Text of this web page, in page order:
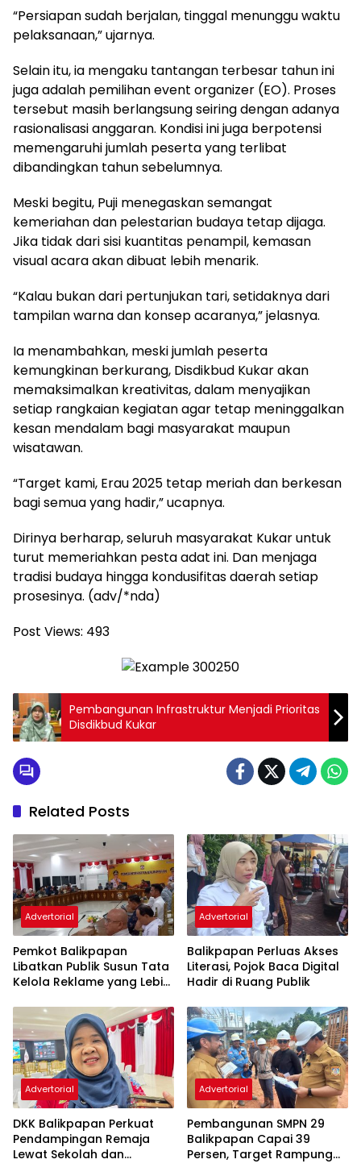
“Persiapan sudah berjalan, tinggal menunggu waktu
pelaksanaan,” ujarnya.
Selain itu, ia mengaku tantangan terbesar tahun ini
juga adalah pemilihan event organizer (EO). Proses
tersebut masih berlangsung seiring dengan adanya
rasionalisasi anggaran. Kondisi ini juga berpotensi
memengaruhi jumlah peserta yang terlibat
dibandingkan tahun sebelumnya.
Meski begitu, Puji menegaskan semangat
kemeriahan dan pelestarian budaya tetap dijaga.
Jika tidak dari sisi kuantitas penampil, kemasan
visual acara akan dibuat lebih menarik.
“Kalau bukan dari pertunjukan tari, setidaknya dari
tampilan warna dan konsep acaranya,” jelasnya.
Ia menambahkan, meski jumlah peserta
kemungkinan berkurang, Disdikbud Kukar akan
memaksimalkan kreativitas, dalam menyajikan
setiap rangkaian kegiatan agar tetap meninggalkan
kesan mendalam bagi masyarakat maupun
wisatawan.
“Target kami, Erau 2025 tetap meriah dan berkesan
bagi semua yang hadir,” ucapnya.
Dirinya berharap, seluruh masyarakat Kukar untuk
turut memeriahkan pesta adat ini. Dan menjaga
tradisi budaya hingga kondusifitas daerah setiap
prosesinya. (adv/*nda)
Post Views: 493
Pembangunan Infrastruktur Menjadi Prioritas
Disdikbud Kukar
Related Posts
Advertorial
Pemkot Balikpapan
Libatkan Publik Susun Tata
Kelola Reklame yang Lebih
Advertorial
Balikpapan Perluas Akses
Literasi, Pojok Baca Digital
Hadir di Ruang Publik
Advertorial
DKK Balikpapan Perkuat
Pendampingan Remaja
Lewat Sekolah dan
Advertorial
Pembangunan SMPN 29
Balikpapan Capai 39
Persen, Target Rampung